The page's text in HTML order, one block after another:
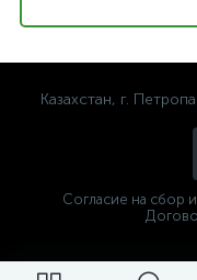
Казахстан, г.
Согласие на сбор